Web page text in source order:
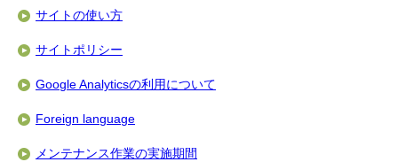
サイトの使い方
サイトポリシー
Google Analyticsの利用について
Foreign language
メンテナンス作業の実施期間